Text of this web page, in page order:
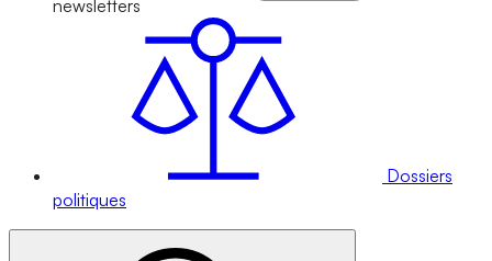
newsletters
Dossiers
politiques